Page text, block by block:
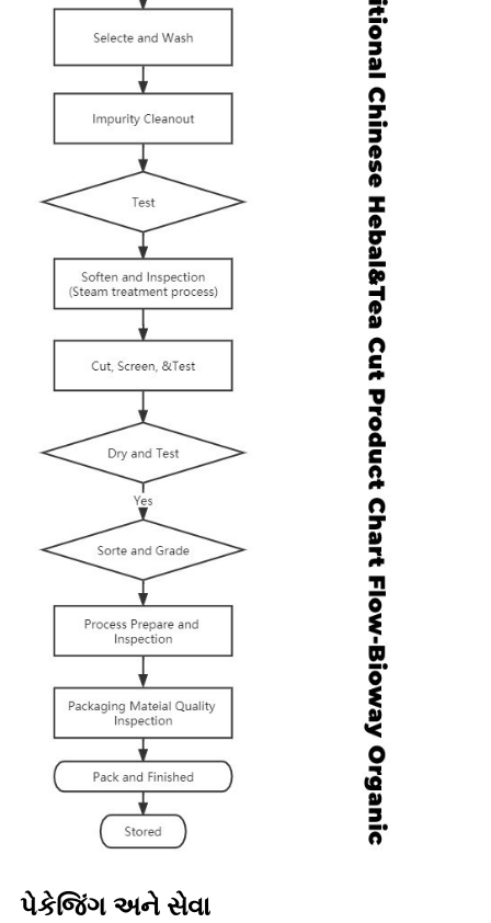
પેકેજિંગ અને સેવા